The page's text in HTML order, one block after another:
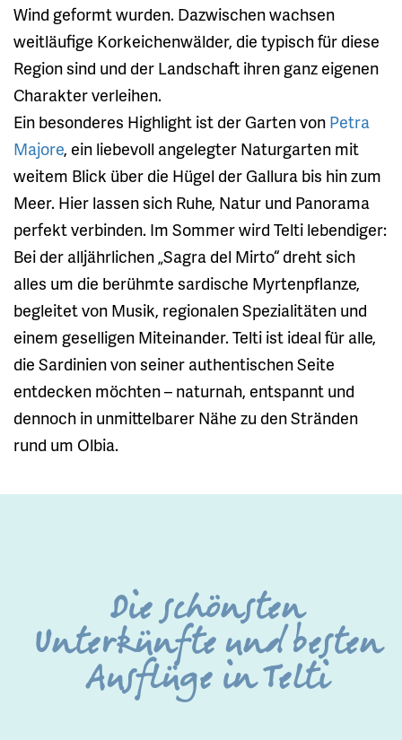
Wind geformt wurden. Dazwischen wachsen
weitläufige Korkeichenwälder, die typisch für diese
Region sind und der Landschaft ihren ganz eigenen
Charakter verleihen.
Ein besonderes Highlight ist der Garten von Petra
Majore, ein liebevoll angelegter Naturgarten mit
weitem Blick über die Hügel der Gallura bis hin zum
Meer. Hier lassen sich Ruhe, Natur und Panorama
perfekt verbinden. Im Sommer wird Telti lebendiger:
Bei der alljährlichen „Sagra del Mirto“ dreht sich
alles um die berühmte sardische Myrtenpflanze,
begleitet von Musik, regionalen Spezialitäten und
einem geselligen Miteinander. Telti ist ideal für alle,
die Sardinien von seiner authentischen Seite
entdecken möchten – naturnah, entspannt und
dennoch in unmittelbarer Nähe zu den Stränden
rund um Olbia.
Die schönsten
Unterkünfte und besten
Ausflüge in Telti